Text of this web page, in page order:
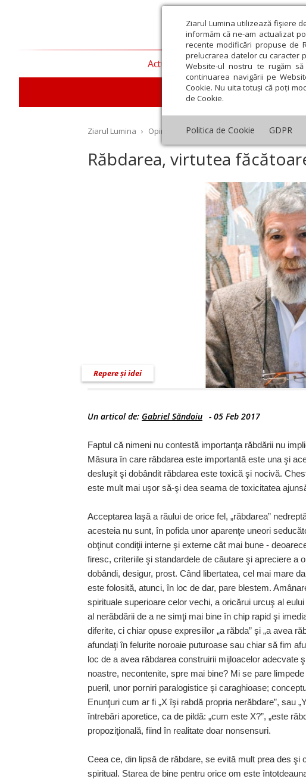
Ziarul Lumina utilizează fişiere
informăm că ne-am actualizat
recente modificări propuse de
prelucrarea datelor cu caracter
Website-ul nostru te rugăm
continuarea navigării pe
Cookie. Nu uita totuși că poți
de Cookie.
Politica de Cookie GDPR
Actualitate religioasă Teologie
Ziarul Lumina › Opinii Repere și idei › Răbdarea,
Răbdarea, virtutea
Repere și idei
Un articol de: Gabriel Săndoiu - 05 Feb 2017
Faptul că nimeni nu contestă importanţa răbdării nu
Măsura în care răbdarea este importantă este una şi
desluşit şi dobândit răbdarea este toxică şi nocivă.
este mult mai uşor să-şi dea seama de toxicitatea
Acceptarea laşă a răului de orice fel, „răbdarea”
acesteia nu sunt, în pofida unor aparenţe uneori
obţinut condiţii interne şi externe cât mai bune -
firesc, criteriile şi standardele de căutare şi apreciere a
dobândi, desigur, prost. Când libertatea, cel mai mare
este folosită, atunci, în loc de dar, pare blestem.
spirituale superioare celor vechi, a oricărui urcuş al
al nerăbdării de a ne simţi mai bine în chip rapid şi
diferite, ci chiar opuse expresiilor „a răbda” şi „a avea
afundaţi în felurite noroaie puturoase sau chiar să fim
loc de a avea răbdarea construirii mijloacelor adecvate
noastre, necontenite, spre mai bine? Mi se pare
pueril, unor porniri paralogistice şi caraghioase;
Enunţuri cum ar fi „X îşi rabdă propria nerăbdare”, sau
întrebări aporetice, ca de pildă: „cum este X?”, „este
propoziţională, fiind în realitate doar nonsensuri.
Ceea ce, din lipsă de răbdare, se evită mult prea des şi
spiritual. Starea de bine pentru orice om este
Decembrie Ianuarie